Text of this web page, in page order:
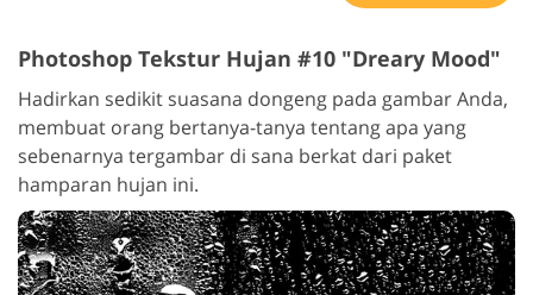
Photoshop Tekstur Hujan #10 "Dreary Mood"
Hadirkan sedikit suasana dongeng pada gambar Anda,
membuat orang bertanya-tanya tentang apa yang
sebenarnya tergambar di sana berkat dari paket
hamparan hujan ini.